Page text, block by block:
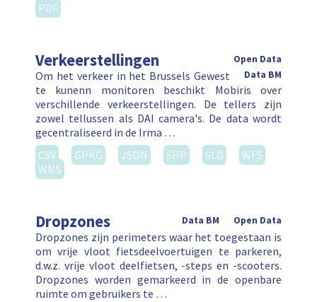
PDF
Verkeerstellingen
Open Data
Data BM
Om het verkeer in het Brussels Gewest
te kunenn monitoren beschikt Mobiris over
verschillende verkeerstellingen. De tellers zijn
zowel tellussen als DAI camera's. De data wordt
gecentraliseerd in de Irma …
CSV
GPKG JSON SHP SLD
WFS
WMS
Dropzones Open Data
Data BM
Dropzones zijn perimeters waar het toegestaan is
om vrije vloot fietsdeelvoertuigen te parkeren,
d.w.z. vrije vloot deelfietsen, -steps en -scooters.
Dropzones worden gemarkeerd in de openbare
ruimte om gebruikers te …